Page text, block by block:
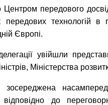
Центром передового
передових технологій
Європі.
увійшли
Міністерства
до